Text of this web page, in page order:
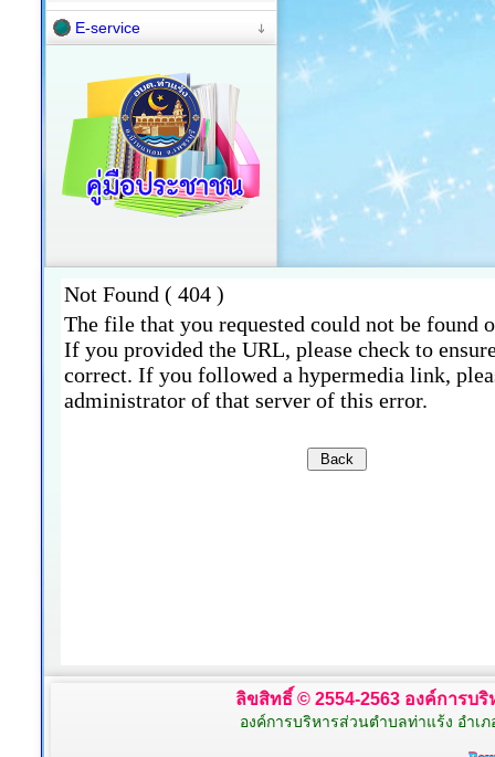
E-service
ลิขสิทธิ์ © 2554-2563 องค์การบ
องค์การบริหารส่วนตำบลท่าแร้ง อำเ